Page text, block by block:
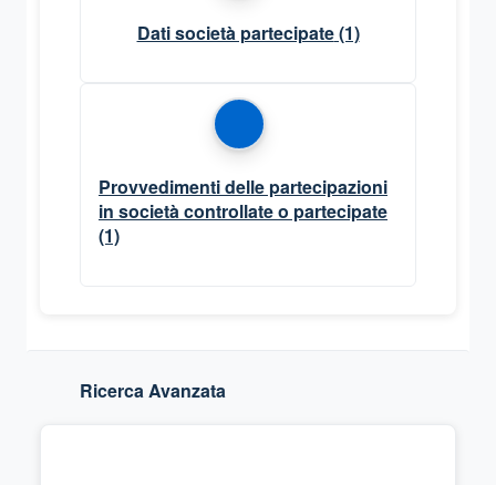
Dati società partecipate(1)
Provvedimenti delle partecipazioni
in società controllate o partecipate
(1)
Ricerca Avanzata